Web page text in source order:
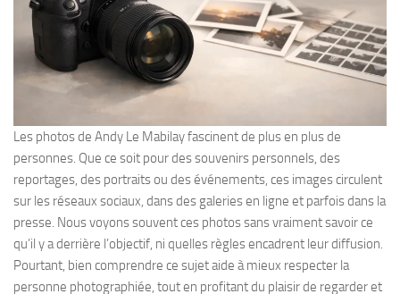
Les photos de Andy Le Mabilay fascinent de plus en plus de
personnes. Que ce soit pour des souvenirs personnels, des
reportages, des portraits ou des événements, ces images circulent
sur les réseaux sociaux, dans des galeries en ligne et parfois dans la
presse. Nous voyons souvent ces photos sans vraiment savoir ce
qu’il y a derrière l’objectif, ni quelles règles encadrent leur diffusion.
Pourtant, bien comprendre ce sujet aide à mieux respecter la
personne photographiée, tout en profitant du plaisir de regarder et